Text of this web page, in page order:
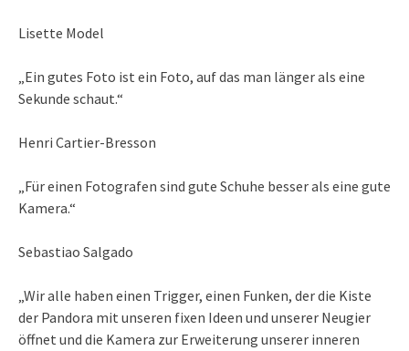
Lisette Model
„Ein gutes Foto ist ein Foto, auf das man länger als eine
Sekunde schaut.“
Henri Cartier-Bresson
„Für einen Fotografen sind gute Schuhe besser als eine gute
Kamera.“
Sebastiao Salgado
„Wir alle haben einen Trigger, einen Funken, der die Kiste
der Pandora mit unseren fixen Ideen und unserer Neugier
öffnet und die Kamera zur Erweiterung unserer inneren